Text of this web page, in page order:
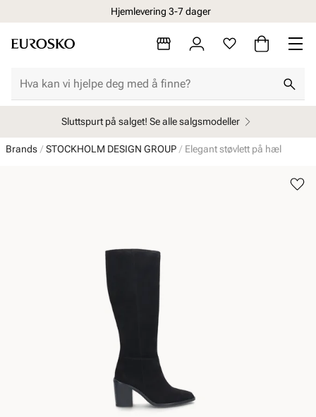
Hjemlevering 3-7 dager
Sluttspurt på salget! Se alle salgsmodeller
Brands STOCKHOLM DESIGN GROUP Elegant støvlett på hæl